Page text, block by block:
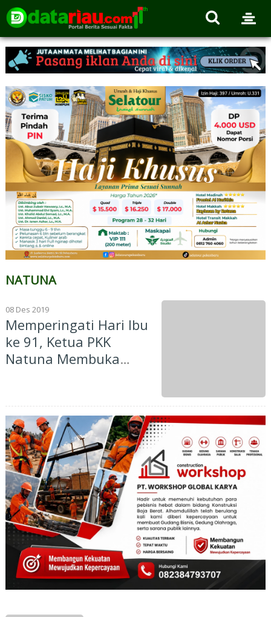
NATUNA
08 Des 2019
Memperingati Hari Ibu
ke 91, Ketua PKK
Natuna Membuka